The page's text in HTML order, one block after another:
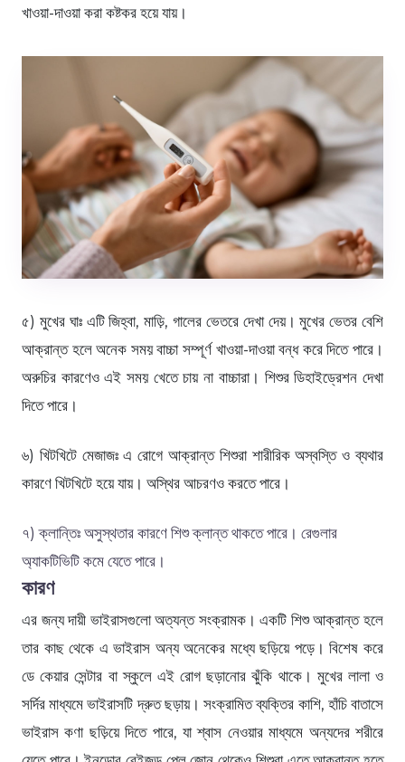
খাওয়া-দাওয়া করা কষ্টকর হয়ে যায়।
৫) মুখের ঘাঃ এটি জিহ্বা, মাড়ি, গালের ভেতরে দেখা দেয়। মুখের ভেতর বেশি
আক্রান্ত হলে অনেক সময় বাচ্চা সম্পূর্ণ খাওয়া-দাওয়া বন্ধ করে দিতে পারে।
অরুচির কারণেও এই সময় খেতে চায় না বাচ্চারা। শিশুর ডিহাইড্রেশন দেখা
দিতে পারে।
৬) খিটখিটে মেজাজঃ এ রোগে আক্রান্ত শিশুরা শারীরিক অস্বস্তি ও ব্যথার
কারণে খিটখিটে হয়ে যায়। অস্থির আচরণও করতে পারে।
৭) ক্লান্তিঃ অসুস্থতার কারণে শিশু ক্লান্ত থাকতে পারে। রেগুলার
অ্যাকটিভিটি কমে যেতে পারে।
কারণ
এর জন্য দায়ী ভাইরাসগুলো অত্যন্ত সংক্রামক। একটি শিশু আক্রান্ত হলে
তার কাছ থেকে এ ভাইরাস অন্য অনেকের মধ্যে ছড়িয়ে পড়ে। বিশেষ করে
ডে কেয়ার সেন্টার বা স্কুলে এই রোগ ছড়ানোর ঝুঁকি থাকে। মুখের লালা ও
সর্দির মাধ্যমে ভাইরাসটি দ্রুত ছড়ায়। সংক্রামিত ব্যক্তির কাশি, হাঁচি বাতাসে
ভাইরাস কণা ছড়িয়ে দিতে পারে, যা শ্বাস নেওয়ার মাধ্যমে অন্যদের শরীরে